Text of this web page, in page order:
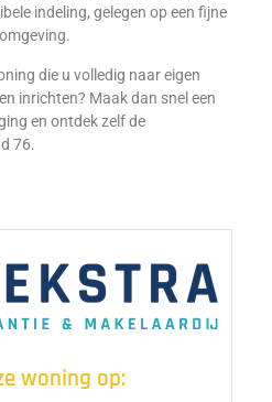
indeling, gelegen op een fijne
die u volledig naar eigen
inrichten? Maak dan snel een
en ontdek zelf de
76.
woning op: